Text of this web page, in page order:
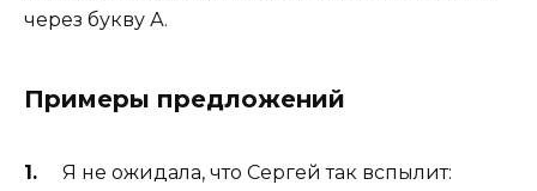
через букву А.
Примеры предложений
Я не ожидала, что Сергей так вспылит: